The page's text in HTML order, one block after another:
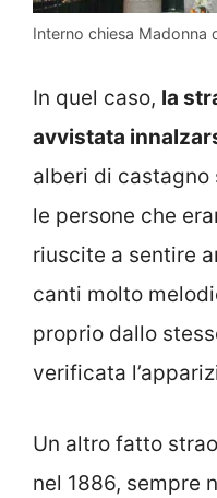
Interno chiesa Madonna
In quel caso, la
avvistata
alberi di castagno
le persone che
riuscite a sentire
canti molto
proprio dallo
verificata
Un altro fatto
nel 1886, sempre